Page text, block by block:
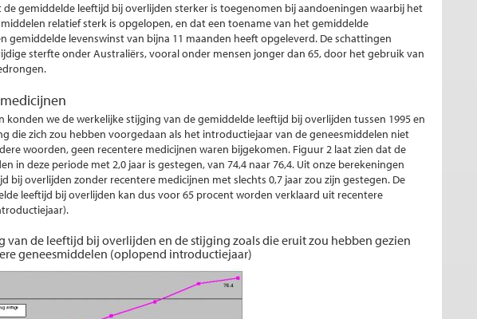
gemiddelde leeftijd bij overlijden sterker is toegenomen bij aandoeningen waarbij het
relatief sterk is opgelopen, en dat een toename van het gemiddelde
gemiddelde levenswinst van bijna 11 maanden heeft opgeleverd. De schattingen
sterfte onder Australiërs, vooral onder mensen jonger dan 65, door het gebruik van
konden we de werkelijke stijging van de gemiddelde leeftijd bij overlijden tussen 1995 en
die zich zou hebben voorgedaan als het introductiejaar van de geneesmiddelen niet
woorden, geen recentere medicijnen waren bijgekomen. Figuur 2 laat zien dat de
in deze periode met 2,0 jaar is gestegen, van 74,4 naar 76,4. Uit onze berekeningen
bij overlijden zonder recentere medicijnen met slechts 0,7 jaar zou zijn gestegen. De
leeftijd bij overlijden kan dus voor 65 procent worden verklaard uit recentere
van de leeftijd bij overlijden en de stijging zoals die eruit zou hebben gezien
geneesmiddelen (oplopend introductiejaar)